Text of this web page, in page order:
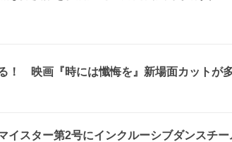
！ 映画『時には懺悔を』新場面カットが
イスター第2号にインクルーシブダンスチ